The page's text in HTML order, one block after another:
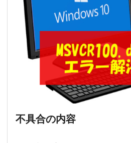
不具合の内容